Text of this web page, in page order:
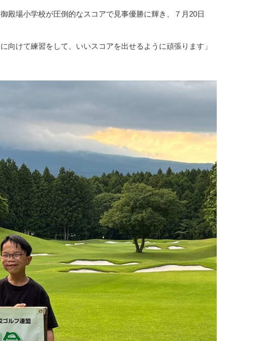
殿場小学校が圧倒的なスコアで見事優勝に輝き、７月20日
けて練習をして、いいスコアを出せるように頑張ります」